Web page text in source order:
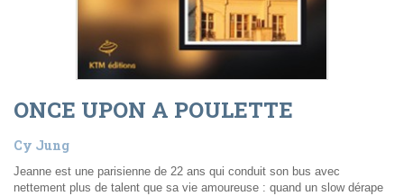
ONCE UPON A POULETTE
Cy Jung
Jeanne est une parisienne de 22 ans qui conduit son bus avec
nettement plus de talent que sa vie amoureuse : quand un slow dérape